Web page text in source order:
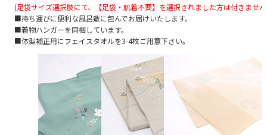
(足袋サイズ選択肢にて、【足袋・肌着不要】を選択されました方は付きませ
■持ち運びに便利な風呂敷に包んでお届けいたします。
■着物ハンガーを同梱しています。
■体型補正用にフェイスタオルを3-4枚ご用意下さい。